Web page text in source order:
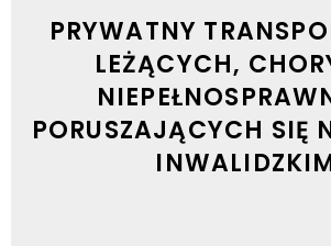
PRYWATNY
LEŻĄCYCH,
PORUSZAJĄCYCH SIĘ